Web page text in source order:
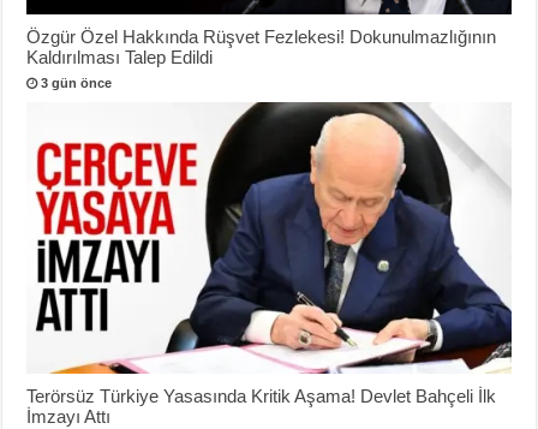
Özgür Özel Hakkında Rüşvet Fezlekesi! Dokunulmazlığının
Kaldırılması Talep Edildi
3 gün önce
Terörsüz Türkiye Yasasında Kritik Aşama! Devlet Bahçeli İlk
İmzayı Attı